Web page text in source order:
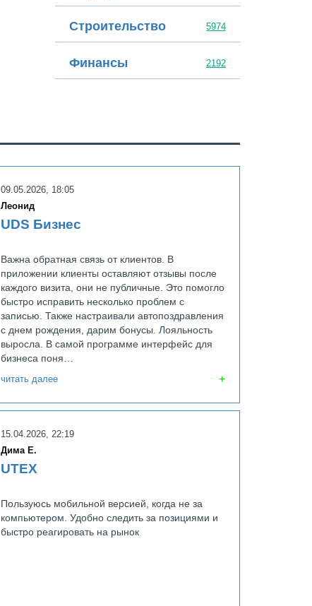
Строительство 5974
Финансы 2192
09.05.2026, 18:05
Леонид
UDS Бизнес
Важна обратная связь от клиентов. В
приложении клиенты оставляют отзывы после
каждого визита, они не публичные. Это помогло
быстро исправить несколько проблем с
записью. Также настраивали автопоздравления
с днем рождения, дарим бонусы. Лояльность
выросла. В самой программе интерфейс для
бизнеса поня…
читать далее
15.04.2026, 22:19
Дима Е.
UTEX
Пользуюсь мобильной версией, когда не за
компьютером. Удобно следить за позициями и
быстро реагировать на рынок